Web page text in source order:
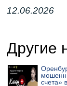
12.06.2026
Другие
счета»